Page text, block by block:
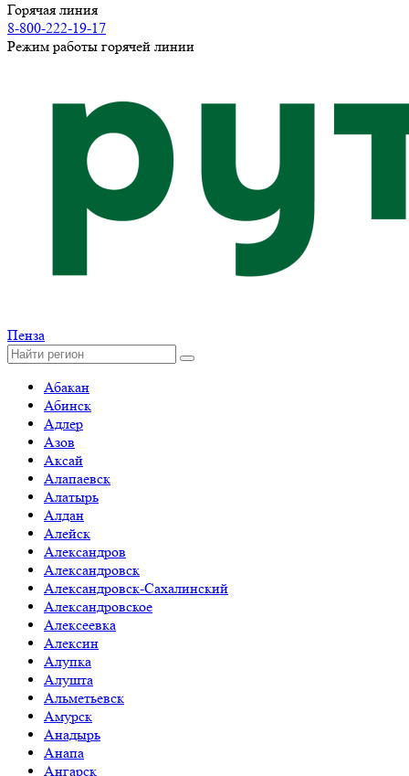
Горячая линия
8-800-222-19-17
Режим работы горячей линии
Пенза
Абакан
Абинск
Адлер
Азов
Аксай
Алапаевск
Алатырь
Алдан
Алейск
Александров
Александровск
Александровск-Сахалинский
Александровское
Алексеевка
Алексин
Алупка
Алушта
Альметьевск
Амурск
Анадырь
Анапа
Ангарск